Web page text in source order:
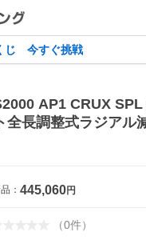
じ 今すぐ挑戦
AP1 CRUX SPL
ト全長調整式ラジアル
： 445,060円
（0件）